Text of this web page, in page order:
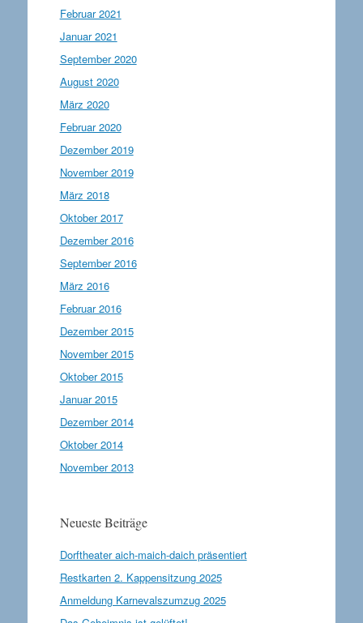
Februar 2021
Januar 2021
September 2020
August 2020
März 2020
Februar 2020
Dezember 2019
November 2019
März 2018
Oktober 2017
Dezember 2016
September 2016
März 2016
Februar 2016
Dezember 2015
November 2015
Oktober 2015
Januar 2015
Dezember 2014
Oktober 2014
November 2013
Neueste Beiträge
Dorftheater aich-maich-daich präsentiert
Restkarten 2. Kappensitzung 2025
Anmeldung Karnevalszumzug 2025